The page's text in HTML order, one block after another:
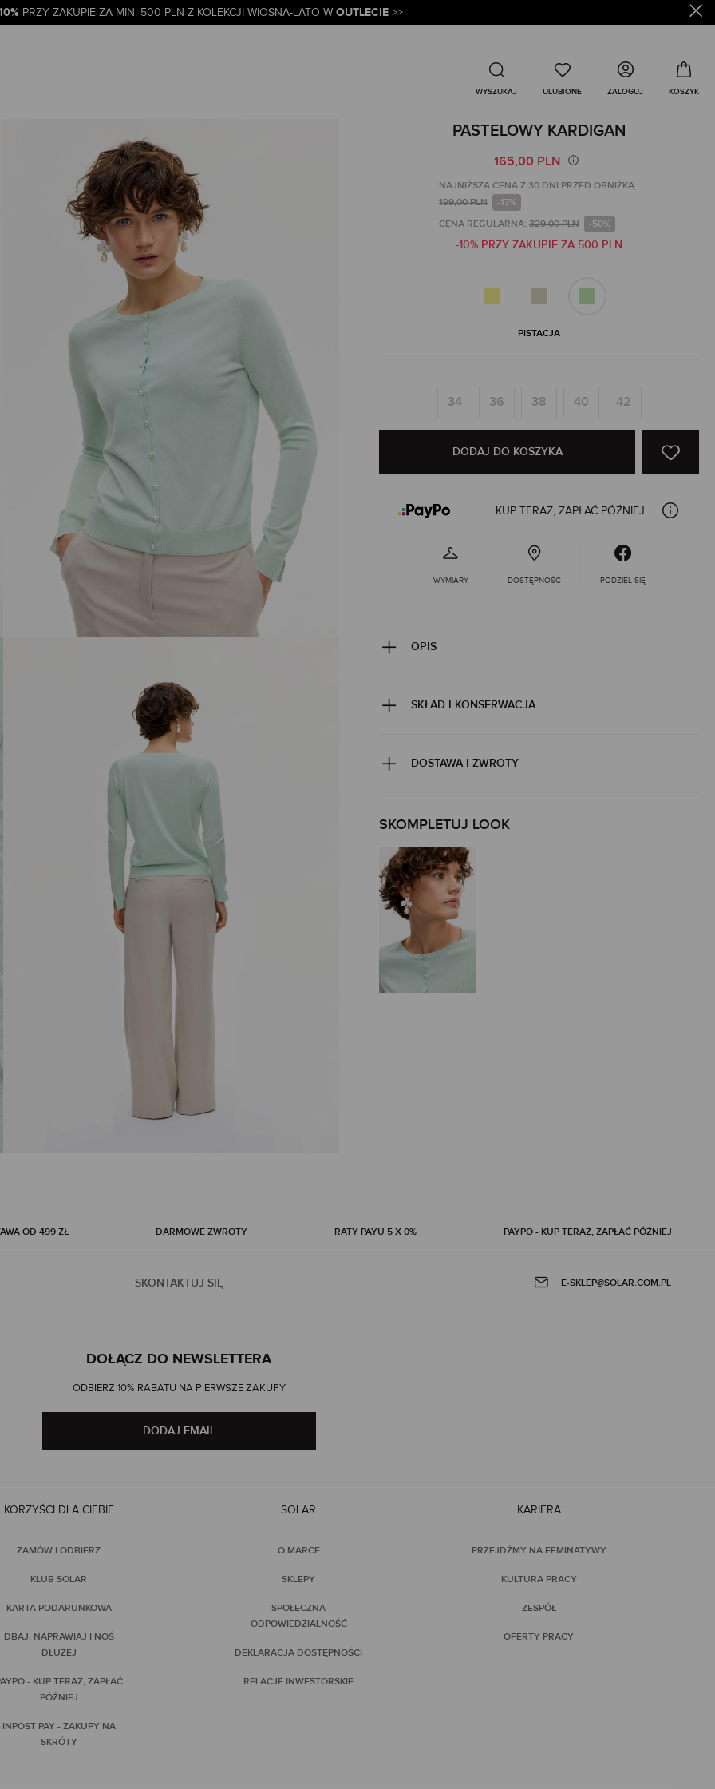
PRZY ZAKUPIE ZA MIN. 500 PLN Z KOLEKCJI WIOSNA-LATO W OUTLECIE >>
ZALOGUJ
PASTELOWY KARDIGAN
165,00 PLN
NAJNIŻSZA CENA Z 30 DNI PRZED OBNIŻKĄ:
199,00 PLN
-17%
CENA REGULARNA: 329,00 PLN -50%
-10% PRZY ZAKUPIE ZA 500 PLN
PISTACJA
34 36 38 40 42
DODAJ DO KOSZYKA
KUP TERAZ, ZAPŁAĆ PÓŹNIEJ
WYMIARY DOSTĘPNOŚĆ PODZIEL SIĘ
OPIS
SKŁAD I KONSERWACJA
DOSTAWA I ZWROTY
SKOMPLETUJ LOOK
OD 499 ZŁ DARMOWE ZWROTY RATY PAYU 5 X 0% PAYPO - KUP TERAZ, ZAPŁAĆ PÓŹNIEJ
SKONTAKTUJ SIĘ E-SKLEP@SOLAR.COM.PL
DOŁĄCZ DO NEWSLETTERA
ODBIERZ 10% RABATU NA PIERWSZE ZAKUPY
DODAJ EMAIL
KORZYŚCI DLA CIEBIE
ZAMÓW I ODBIERZ
KLUB SOLAR
KARTA PODARUNKOWA
DBAJ, NAPRAWIAJ I NOŚ
DŁUŻEJ
- KUP TERAZ, ZAPŁAĆ
PÓŹNIEJ
INPOST PAY - ZAKUPY NA
SKRÓTY
SOLAR
O MARCE
SKLEPY
SPOŁECZNA
ODPOWIEDZIALNOŚĆ
DEKLARACJA DOSTĘPNOŚCI
RELACJE INWESTORSKIE
KARIERA
PRZEJDŹMY NA FEMINATYWY
KULTURA PRACY
ZESPÓŁ
OFERTY PRACY